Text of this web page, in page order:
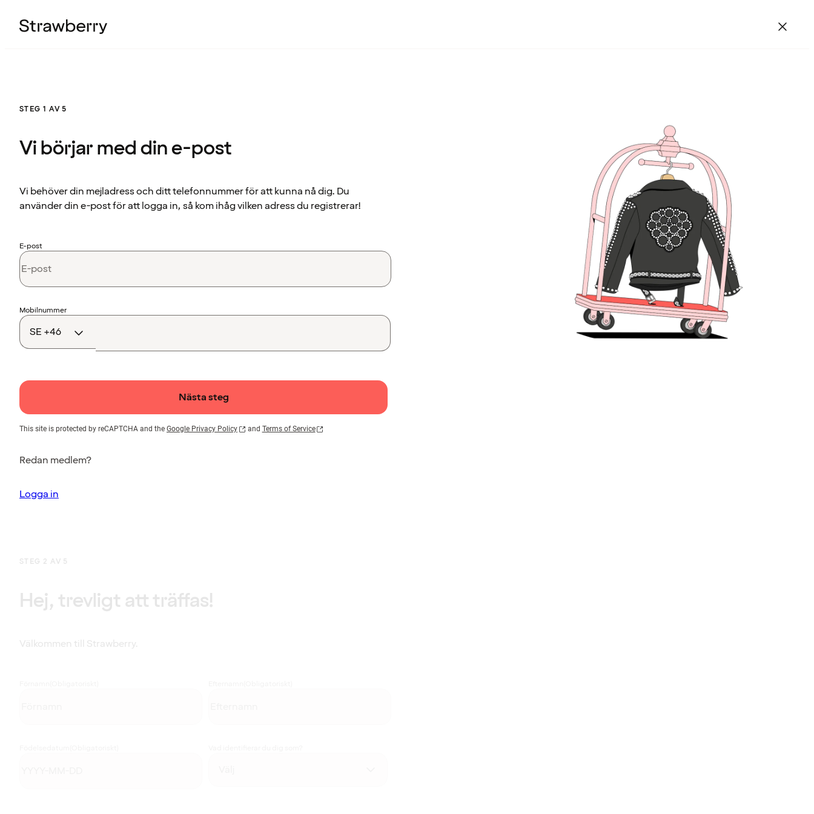
STEG 1 AV 5
Vi börjar med din e-post
Vi behöver din mejladress och ditt telefonnummer för att kunna nå dig. Du
använder din e-post för att logga in, så kom ihåg vilken adress du registrerar!
E-post
Landskod
Mobilnummer
Nästa steg
This site is protected by reCAPTCHA and the Google Privacy Policy and Terms of Service
Redan medlem?
Logga in
STEG 2 AV 5
Hej, trevligt att träffas!
Välkommen till Strawberry.